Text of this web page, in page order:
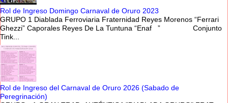
Rol de Ingreso Domingo Carnaval de Oruro 2023
GRUPO 1 Diablada Ferroviaria Fraternidad Reyes Morenos “Ferrari
Ghezzi” Caporales Reyes De La Tuntuna “Enaf ” Conjunto
Tink...
Rol de Ingreso del Carnaval de Oruro 2026 (Sabado de
Peregrinación)